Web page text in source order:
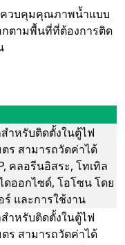
ควบคุมคุณภาพน้ำแบบ
ตามพื้นที่ที่ต้องการติด
ำหรับติดตั้งในตู้ไฟ
ร สามารถวัดค่าได้
คลอรีนอิสระ, โทเทิล
ออกไซด์, โอโซน โดย
ร์ และการใช้งาน
ำหรับติดตั้งในตู้ไฟ
ร สามารถวัดค่าได้